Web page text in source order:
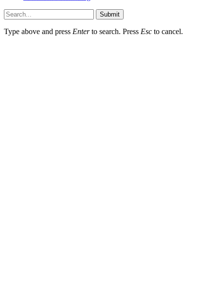
Submit
Type above and press Enterto search. Press Esc to cancel.